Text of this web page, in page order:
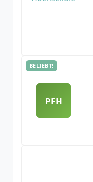
BELIEBT!
PFH